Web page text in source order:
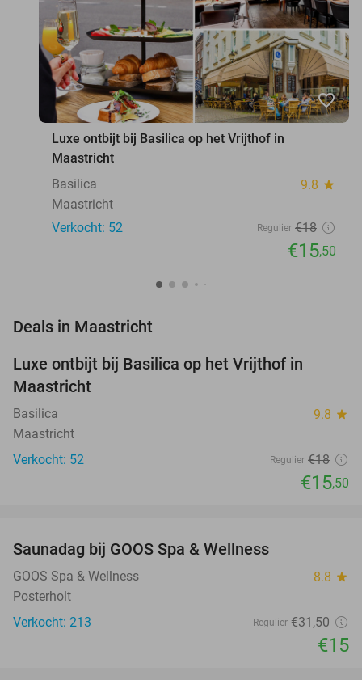
favorite_border
Luxe ontbijt bij Basilica op het Vrijthof in
Maastricht
Basilica
9.8 star
Maastricht
Verkocht: 52
Regulier €18
€15,50
Deals in Maastricht
TODAY
Luxe ontbijt bij Basilica op het Vrijthof in
Maastricht
Basilica 9.8 star
Maastricht
Verkocht: 52
Regulier €18
€15,50
Saunadag bij GOOS Spa & Wellness
GOOS Spa & Wellness 8.8 star
Posterholt
Verkocht: 213
Regulier €31,50
€15